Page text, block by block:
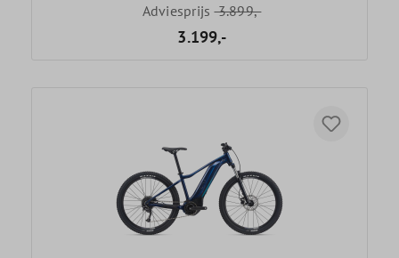
Adviesprijs3.899,-
3.199,-